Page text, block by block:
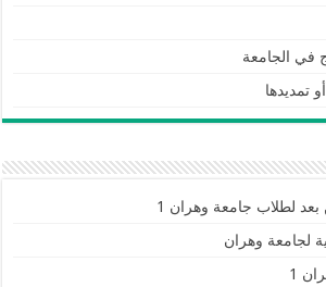
في الجامعة
تمديدها
لطلاب جامعة وهران 1
لجامعة وهران
1